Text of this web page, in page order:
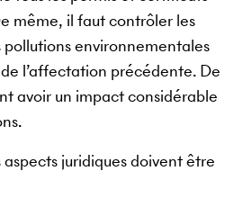
même, il faut contrôler les
environnementales
l’affectation précédente. De
avoir un impact considérable
aspects juridiques doivent être